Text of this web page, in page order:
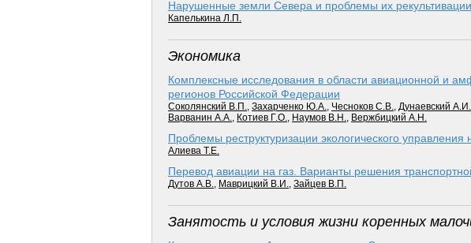
Нарушенные земли Севера и проблемы их рекультивации
Капелькина Л.П.
Экономика
Комплексные исследования в области авиационной и
регионов Российской Федерации
Соколянский В.П., Захарченко Ю.А., Чесноков С.В., Дунаевский А.И.
Варванин А.А., Котиев Г.О., Наумов В.Н., Вержбицкий А.Н.
Проблемы реструктуризации экологического
Алиева Т.Е.
Перевод авиации на газ. Варианты решения
Дутов А.В., Маврицкий В.И., Зайцев В.П.
Занятость и условия жизни коренных